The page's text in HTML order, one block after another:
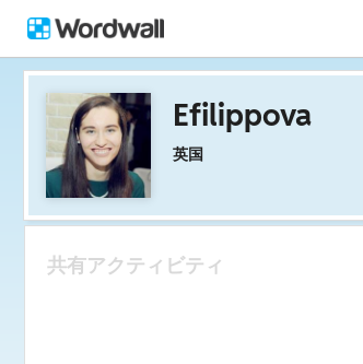
Efilippova
英国
共有アクティビティ